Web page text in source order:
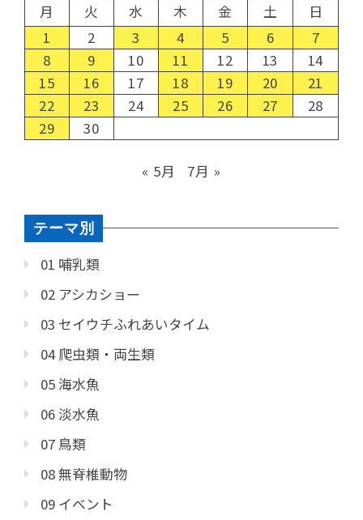
月
火 水 木 金 土
日
1
2 3 4 5 6
7
8
9 10 11 12 13
14
15
16 17 18 19 20
21
22
23 24 25 26 27
28
29
30
« 5月 7月 »
テーマ別
01 哺乳類
02 アシカショー
03 セイウチふれあいタイム
04 爬虫類・両生類
05 海水魚
06 淡水魚
07 鳥類
08 無脊椎動物
09 イベント